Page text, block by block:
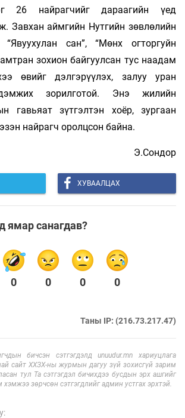
26 найрагчийг дараагийн үед
Завхан аймгийн Нутгийн зөвлөлийн
сан”, “Мөнх огторгуйн
зохион байгуулсан тус наадам
өвийг дэлгэрүүлэх, залуу уран
зорилготой. Энэ жилийн
гавьяат зүтгэлтэн хоёр, зургаан
найрагч оролцсон байна.
Э.Сондор
ХУВААЛЦАХ
ямар санагдав?
0 0 0 0
Таны IP: (216.73.217.47)
бичсэн сэтгэгдэлд unuudur.mn хариуцлага
сайт ХХЗХ-ны журмын дагуу зүй зохисгүй зарим
тул Та сэтгэгдэл бичихдээ бусдын эрх ашгийг
хэмжээ зөрчсөн сэтгэгдлийг админ устгах эрхтэй.